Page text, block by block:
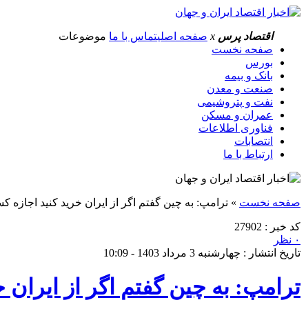
اقتصاد پرس x صفحه اصلیتماس با ما موضوعات
صفحه نخست
بورس
بانک و بیمه
صنعت و معدن
نفت و پتروشیمی
عمران و مسکن
فناوری اطلاعات
انتصابات
ارتباط با ما
صفحه نخست » ترامپ: به چین گفتم اگر از ایران خرید کنید اجازه
کد خبر : 27902
۰ نظر
تاریخ انتشار : چهارشنبه 3 مرداد 1403 - 10:09
ترامپ: به چین گفتم اگر از